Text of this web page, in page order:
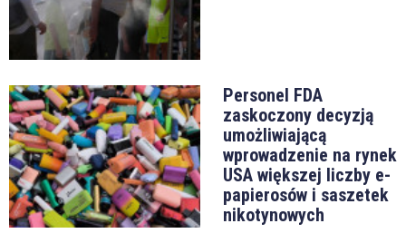
Personel FDA
zaskoczony decyzją
umożliwiającą
wprowadzenie na rynek
USA większej liczby e-
papierosów i saszetek
nikotynowych